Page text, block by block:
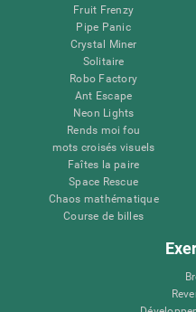
Fruit Frenzy
Pipe Panic
Crystal Miner
Solitaire
Robo Factory
Ant Escape
Neon Lights
Rends moi fou
mots croisés visuels
Faîtes la paire
Space Rescue
Chaos mathématique
Course de billes